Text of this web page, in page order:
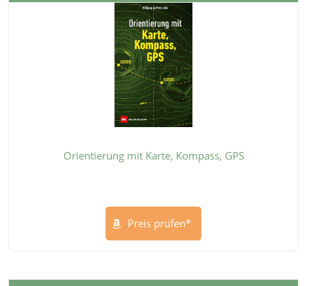
Orientierung mit Karte, Kompass, GPS
Preis prüfen*